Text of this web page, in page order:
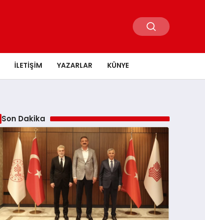
İLETIŞIM YAZARLAR KÜNYE
Son Dakika